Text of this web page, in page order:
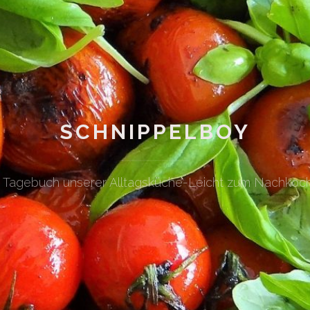
SCHNIPPELBOY
Tagebuch unserer Alltagsküche-Leicht zum